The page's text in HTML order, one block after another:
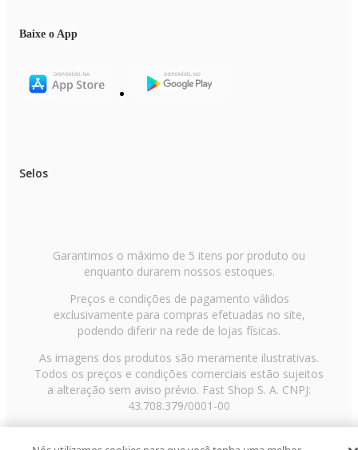
Baixe o App
Selos
Garantimos o máximo de 5 itens por produto ou
enquanto durarem nossos estoques.
Preços e condições de pagamento válidos
exclusivamente para compras efetuadas no site,
podendo diferir na rede de lojas físicas.
As imagens dos produtos são meramente ilustrativas.
Todos os preços e condições comerciais estão sujeitos
a alteração sem aviso prévio. Fast Shop S. A. CNPJ:
43.708.379/0001-00